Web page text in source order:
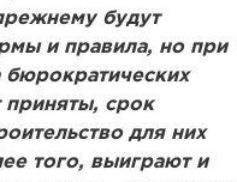
будут
и правила, но при
бюрократических
приняты, срок
для них
того, выиграют и